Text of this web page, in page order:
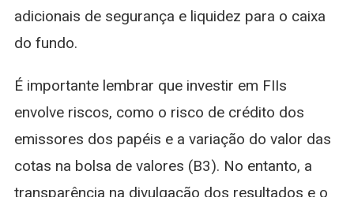
adicionais de segurança e liquidez para o caixa
do fundo.
É importante lembrar que investir em FIIs
envolve riscos, como o risco de crédito dos
emissores dos papéis e a variação do valor das
cotas na bolsa de valores (B3). No entanto, a
transparência na divulgação dos resultados e o